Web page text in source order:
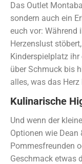
Das Outlet
sondern auch ein
euch vor: Während
Herzenslust
Kinderspielplatz ihr
über Schmuck bis
alles, was das Herz
Kulinarische
Und wenn der
Optionen wie Dean
Pommesfreunden
Geschmack etwas